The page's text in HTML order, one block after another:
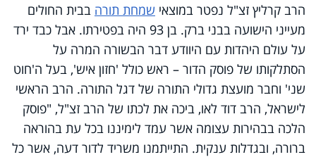
הרב קרליץ זצ"ל נפטר במוצאי שמחת תורה בבית החולים
מעייני הישועה בבני ברק. בן 93 היה בפטירתו. אבל כבד ירד
על עולם היהדות עם היוודע דבר הבשורה המרה על
הסתלקותו של פוסק הדור – ראש כולל 'חזון איש', בעל ה'חוט
שני' וחבר מועצת גדולי התורה של דגל התורה. הרב הראשי
לישראל, הרב דוד לאו, ביכה את לכתו של הרב זצ"ל, "פוסק
הלכה בבהירות עצומה אשר עמד לימיננו בכל עת בהוראה
ברורה, ובגדלות ענקית. התייתמנו משריד לדור דעה, אשר כל